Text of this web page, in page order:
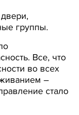
группы.
Все, что
во всех
–
стало